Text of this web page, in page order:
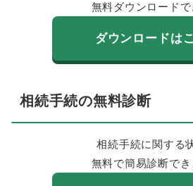
無料ダウンロードで
ダウンロードは
相続手続の無料診断
相続手続に関する
無料で簡易診断でき